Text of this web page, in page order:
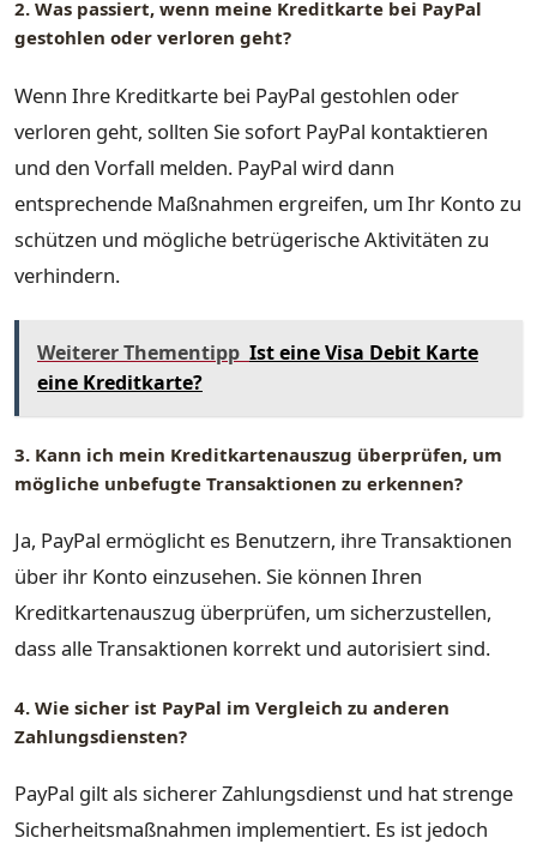
2. Was passiert, wenn meine Kreditkarte bei PayPal
gestohlen oder verloren geht?
Wenn Ihre Kreditkarte bei PayPal gestohlen oder
verloren geht, sollten Sie sofort PayPal kontaktieren
und den Vorfall melden. PayPal wird dann
entsprechende Maßnahmen ergreifen, um Ihr Konto zu
schützen und mögliche betrügerische Aktivitäten zu
verhindern.
Weiterer Thementipp Ist eine Visa Debit Karte
eine Kreditkarte?
3. Kann ich mein Kreditkartenauszug überprüfen, um
mögliche unbefugte Transaktionen zu erkennen?
Ja, PayPal ermöglicht es Benutzern, ihre Transaktionen
über ihr Konto einzusehen. Sie können Ihren
Kreditkartenauszug überprüfen, um sicherzustellen,
dass alle Transaktionen korrekt und autorisiert sind.
4. Wie sicher ist PayPal im Vergleich zu anderen
Zahlungsdiensten?
PayPal gilt als sicherer Zahlungsdienst und hat strenge
Sicherheitsmaßnahmen implementiert. Es ist jedoch